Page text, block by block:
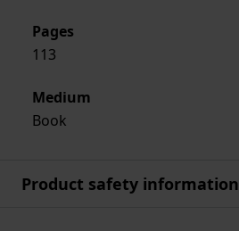
Pages
113
Medium
Book
Product safety information